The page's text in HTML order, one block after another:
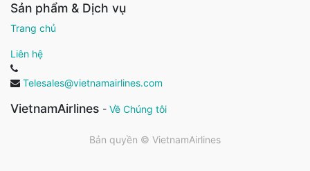
Sản phẩm & Dịch vụ
Trang chủ
Liên hệ
Telesales@vietnamairlines.com
VietnamAirlines - Về Chúng tôi
Bản quyền © VietnamAirlines